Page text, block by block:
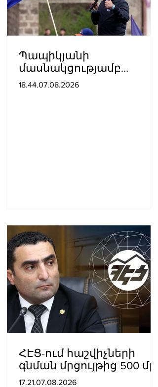
Պապիկյանի
մասնակցությամբ
քարոզարշավը
18.44.07.08.2026
ՀԷՑ-ում հաշվիչների
գնման մրցույթից 500 մլն
դրամից ավելի
17.21.07.08.2026